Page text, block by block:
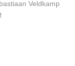
Veldkamp